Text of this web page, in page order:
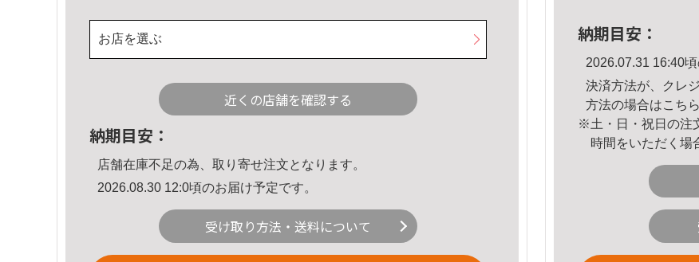
お店を選ぶ
近くの店舗を確認する
納期目安：
店舗在庫不足の為、取り寄せ注文となります。
2026.08.30 12:0頃のお届け予定です。
受け取り方法・送料について
納期目安：
2026.07.31 16:40
決済方法が、クレ
方法の場合はこちら
※土・日・祝日の注
時間をいただく場